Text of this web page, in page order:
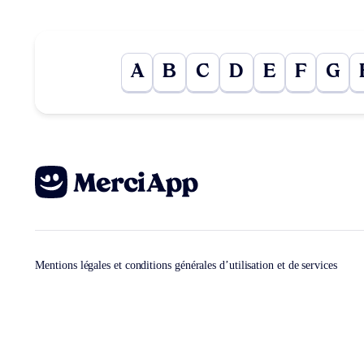
A B C D E F G
Mentions légales et conditions générales d’utilisation et de services